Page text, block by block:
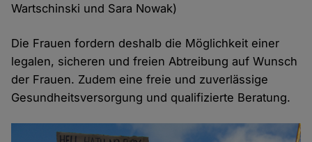
Wartschinski und Sara Nowak)
Die Frauen fordern deshalb die Möglichkeit einer
legalen, sicheren und freien Abtreibung auf Wunsch
der Frauen. Zudem eine freie und zuverlässige
Gesundheitsversorgung und qualifizierte Beratung.